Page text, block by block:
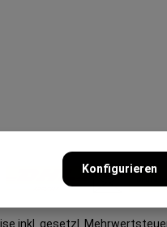
inkl. gesetzl.
Konfigurieren